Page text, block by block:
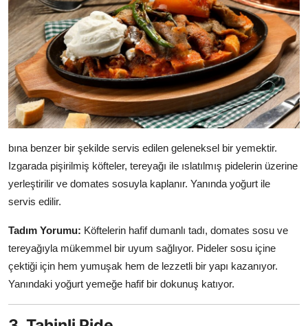
bına benzer bir şekilde servis edilen geleneksel bir yemektir.
Izgarada pişirilmiş köfteler, tereyağı ile ıslatılmış pidelerin üzerine
yerleştirilir ve domates sosuyla kaplanır. Yanında yoğurt ile
servis edilir.
Tadım Yorumu: Köftelerin hafif dumanlı tadı, domates sosu ve
tereyağıyla mükemmel bir uyum sağlıyor. Pideler sosu içine
çektiği için hem yumuşak hem de lezzetli bir yapı kazanıyor.
Yanındaki yoğurt yemeğe hafif bir dokunuş katıyor.